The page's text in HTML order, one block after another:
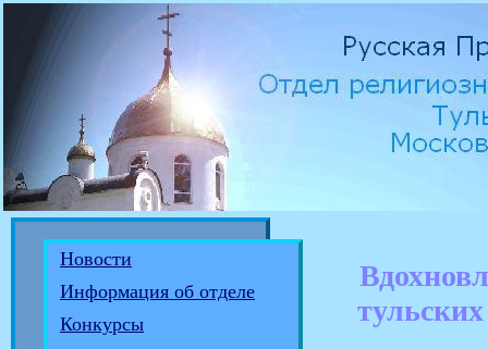
Новости
Информация об отделе
Конкурсы